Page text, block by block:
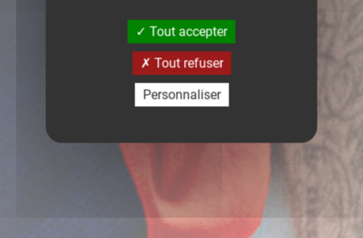
Tout accepter
Tout refuser
Personnaliser